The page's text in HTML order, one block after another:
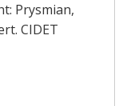
Prysmian,
CIDET